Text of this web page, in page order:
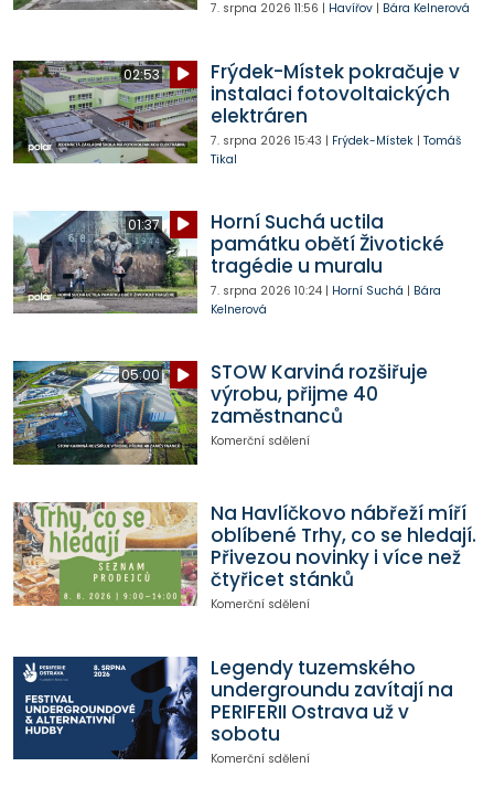
7. srpna 2026 11:56 | Havířov| Bára Kelnerová
02:53
Frýdek-Místek pokračuje v
instalaci fotovoltaických
elektráren
7. srpna 2026 15:43 | Frýdek-Místek| Tomáš
Tikal
01:37
Horní Suchá uctila
památku obětí Životické
tragédie u muralu
7. srpna 2026 10:24| Horní Suchá | Bára
Kelnerová
05:00
STOW Karviná rozšiřuje
výrobu, přijme 40
zaměstnanců
Komerční sdělení
Na Havlíčkovo nábřeží míří
oblíbené Trhy, co se hledají.
Přivezou novinky i více než
čtyřicet stánků
Komerční sdělení
Legendy tuzemského
undergroundu zavítají na
PERIFERII Ostrava už v
sobotu
Komerční sdělení